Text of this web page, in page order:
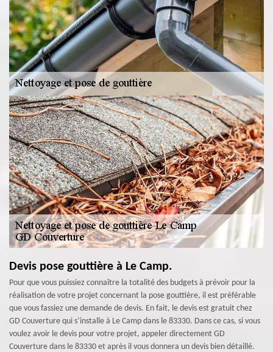
Devis pose gouttière à Le Camp.
Pour que vous puissiez connaître la totalité des budgets à prévoir pour la
réalisation de votre projet concernant la pose gouttière, il est préférable
que vous fassiez une demande de devis. En fait, le devis est gratuit chez
GD Couverture qui s’installe à Le Camp dans le 83330. Dans ce cas, si vous
voulez avoir le devis pour votre projet, appeler directement GD
Couverture dans le 83330 et après il vous donnera un devis bien détaillé.